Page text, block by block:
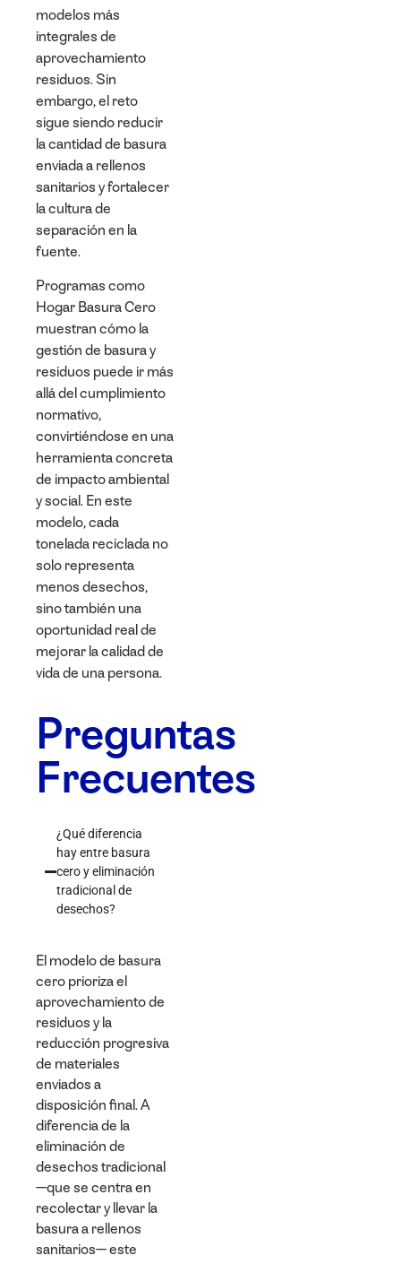
modelos más
integrales de
aprovechamiento
residuos. Sin
embargo, el reto
sigue siendo reducir
la cantidad de basura
enviada a rellenos
sanitarios y fortalecer
la cultura de
separación en la
fuente.
Programas como
Hogar Basura Cero
muestran cómo la
gestión de basura y
residuos puede ir más
allá del cumplimiento
normativo,
convirtiéndose en una
herramienta concreta
de impacto ambiental
y social. En este
modelo, cada
tonelada reciclada no
solo representa
menos desechos,
sino también una
oportunidad real de
mejorar la calidad de
vida de una persona.
Preguntas
Frecuentes
¿Qué diferencia
hay entre basura
cero y eliminación
tradicional de
desechos?
El modelo de basura
cero prioriza el
aprovechamiento de
residuos y la
reducción progresiva
de materiales
enviados a
disposición final. A
diferencia de la
eliminación de
desechos tradicional
—que se centra en
recolectar y llevar la
basura a rellenos
sanitarios— este